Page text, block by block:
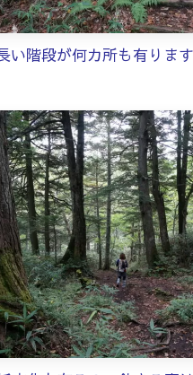
い階段が何カ所も有りま